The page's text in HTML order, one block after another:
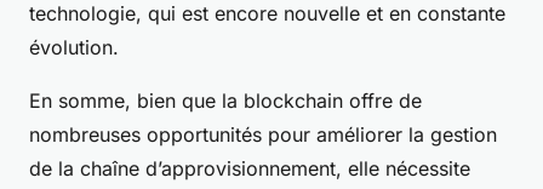
technologie, qui est encore nouvelle et en constante
évolution.
En somme, bien que la blockchain offre de
nombreuses opportunités pour améliorer la gestion
de la chaîne d’approvisionnement, elle nécessite